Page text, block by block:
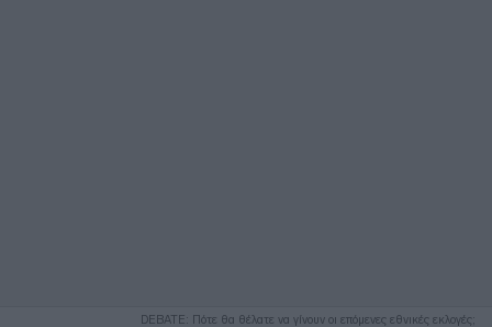
DEBATE: Πότε θα θέλατε να γίνουν οι επόμενες εθνικές εκλογές;